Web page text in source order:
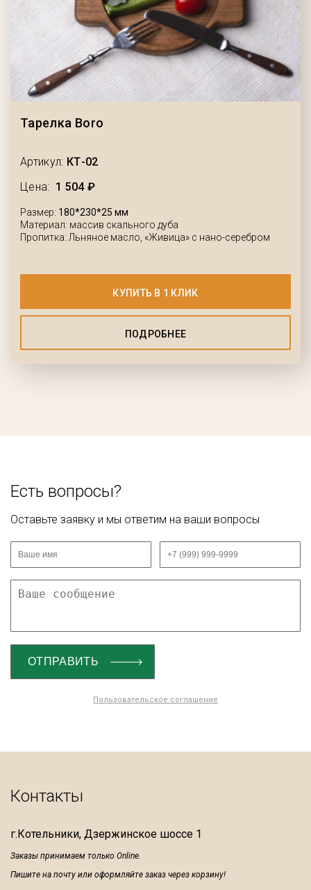
Тарелка Boro
Артикул: КТ-02
Цена: 1 504 ₽
Размер: 180*230*25 мм
Материал: массив скального дуба
Пропитка: Льняное масло, «Живица» с нано-серебром
КУПИТЬ В 1 КЛИК
ПОДРОБНЕЕ
Есть вопросы?
Оставьте заявку и мы ответим на ваши вопросы
Пользовательское соглашение
Контакты
г.Котельники, Дзержинское шоссе 1
Заказы принимаем только Online.
Пишите на почту или оформляйте заказ через корзину!